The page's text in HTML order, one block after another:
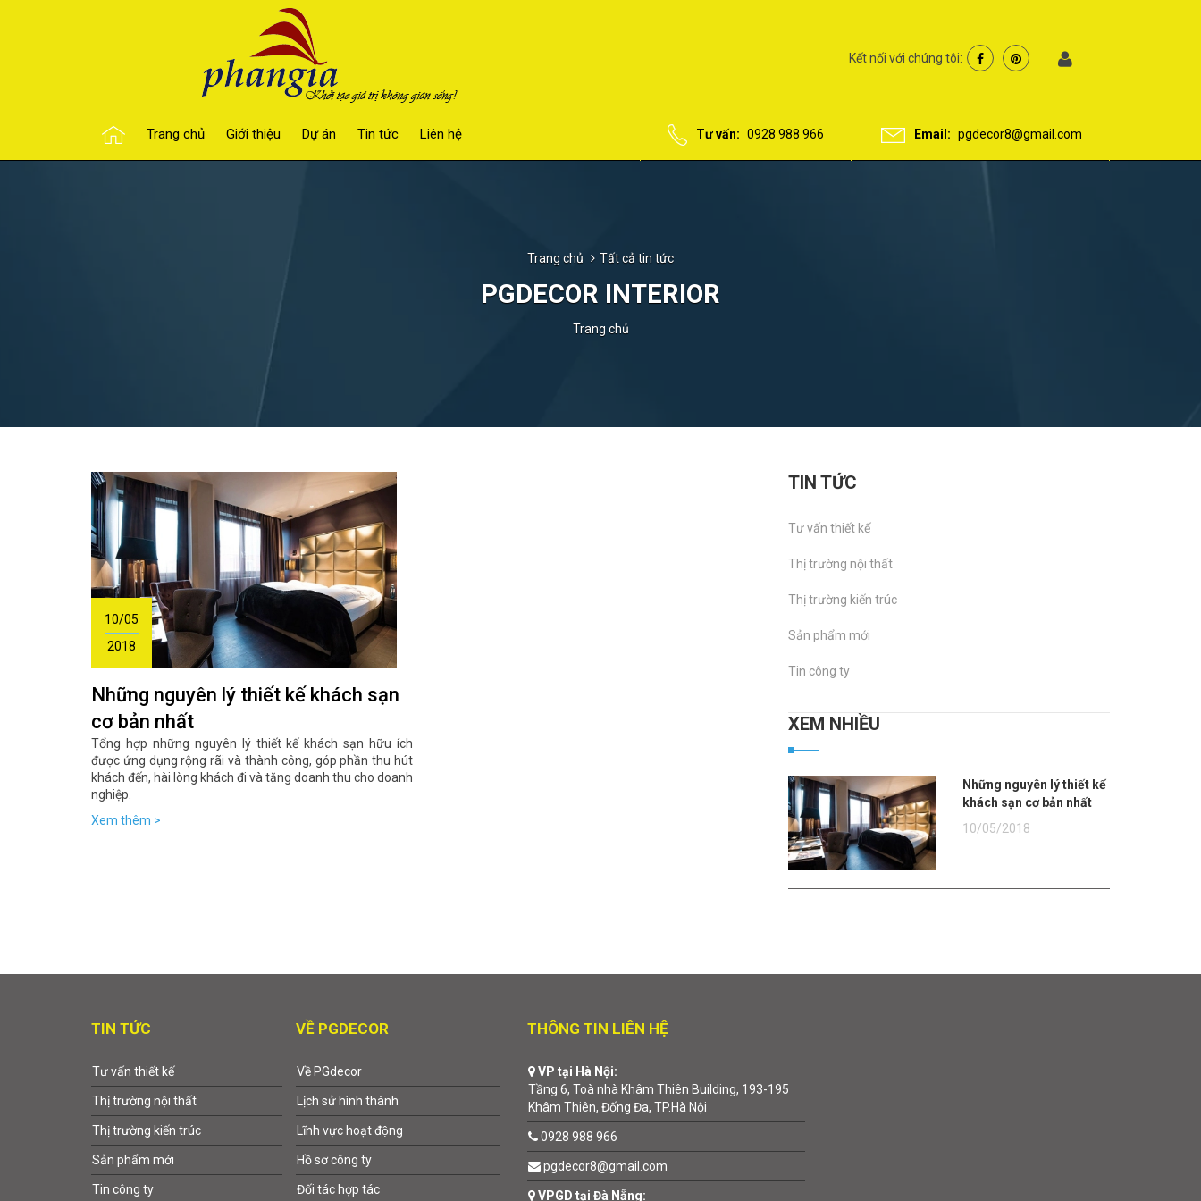
Kết nối với chúng tôi:
Trang chủ Giới thiệu Dự án Tin tức Liên hệ Tư vấn: 0928 988 966 Email: pgdecor8@gmail.com
Trang chủ Tất cả tin tức
PGDECOR INTERIOR
Trang chủ
10/05
2018
Những nguyên lý thiết kế khách sạn
cơ bản nhất
Tổng hợp những nguyên lý thiết kế khách sạn hữu ích
được ứng dụng rộng rãi và thành công, góp phần thu hút
khách đến, hài lòng khách đi và tăng doanh thu cho doanh
nghiệp.
Xem thêm >
TIN TỨC
Tư vấn thiết kế
Thị trường nội thất
Thị trường kiến trúc
Sản phẩm mới
Tin công ty
XEM NHIỀU
Những nguyên lý thiết kế
khách sạn cơ bản nhất
10/05/2018
TIN TỨC
Tư vấn thiết kế
Thị trường nội thất
Thị trường kiến trúc
Sản phẩm mới
Tin công ty
VỀ PGDECOR
Về PGdecor
Lịch sử hình thành
Lĩnh vực hoạt động
Hồ sơ công ty
Đối tác hợp tác
THÔNG TIN LIÊN HỆ
VP tại Hà Nội:
Tầng 6, Toà nhà Khâm Thiên Building, 193-195
Khâm Thiên, Đống Đa, TP.Hà Nội
0928 988 966
pgdecor8@gmail.com
VPGD tại Đà Nẵng: